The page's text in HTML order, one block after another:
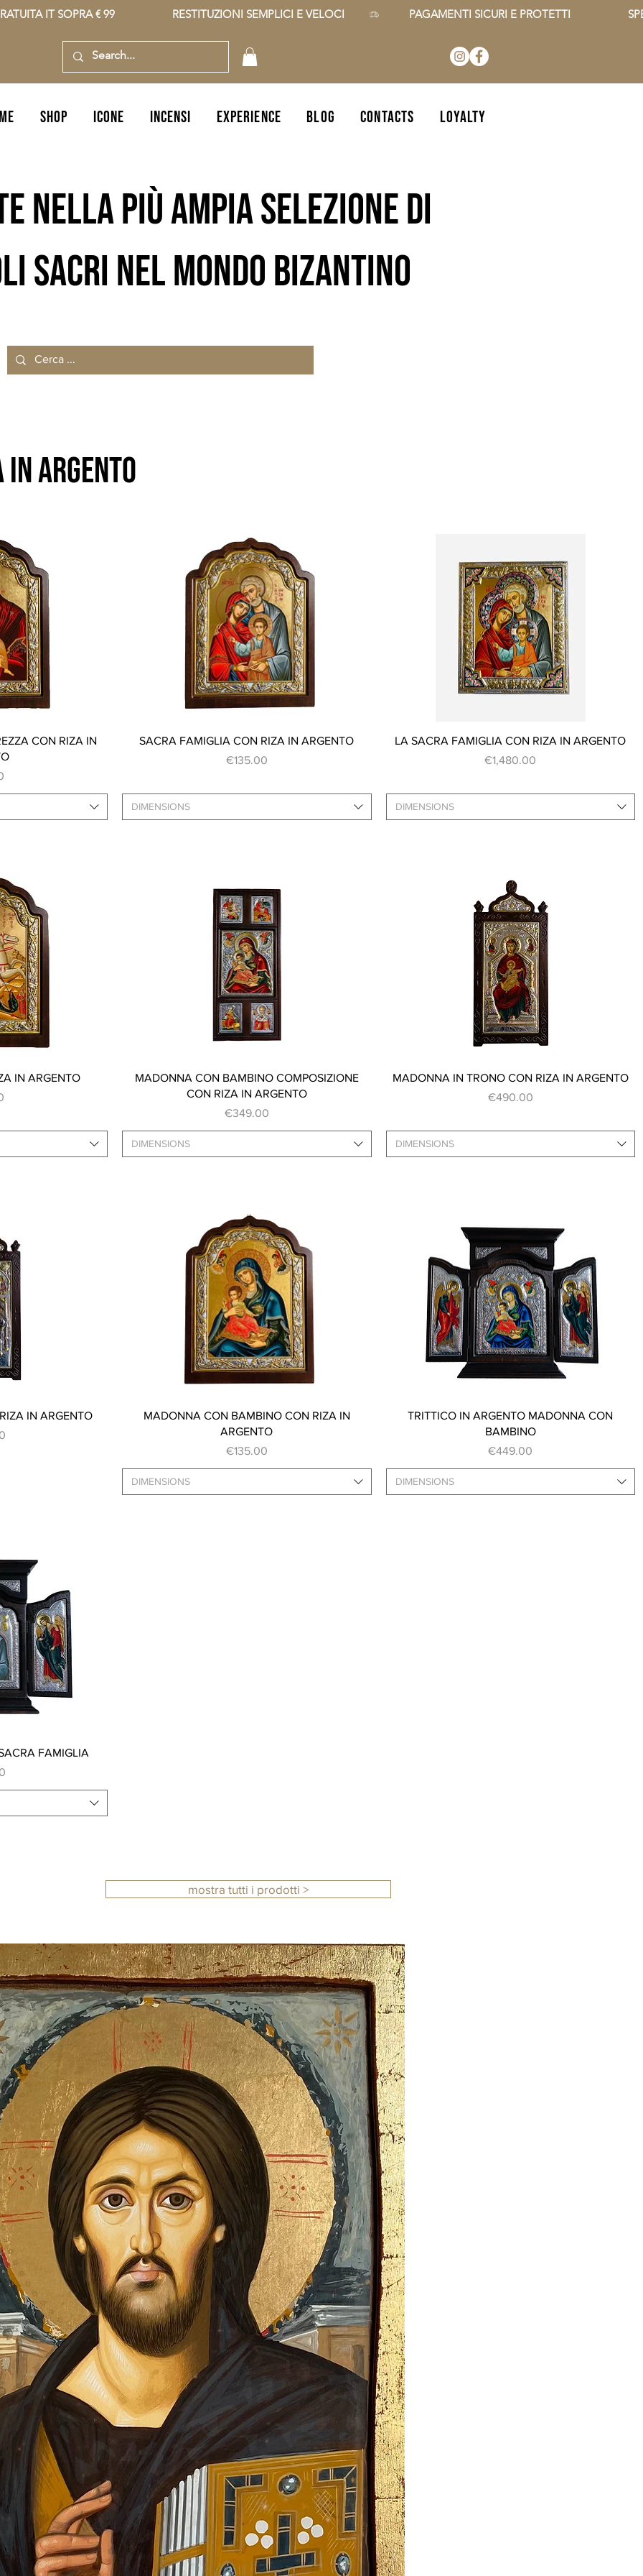
IT SOPRA € 99                    RESTITUZIONI SEMPLICI E VELOCI
SHOP icone incensi EXPERIENCE BLOG CONTACTS Loyalty
nella più ampia selezione di
sacri nel mondo bizantino
in argento
CON RIZA IN
Quick View
SACRA FAMIGLIA CON RIZA IN ARGENTO
Price
€135.00
DIMENSIONS
Quick View
LA SACRA FAMIGLIA CON RIZA IN ARGENTO
Price
€1,480.00
DIMENSIONS
IN ARGENTO
Quick View
MADONNA CON BAMBINO COMPOSIZIONE
CON RIZA IN ARGENTO
Price
€349.00
DIMENSIONS
Quick View
MADONNA IN TRONO CON RIZA IN ARGENTO
Price
€490.00
DIMENSIONS
IN ARGENTO
Quick View
MADONNA CON BAMBINO CON RIZA IN
ARGENTO
Price
€135.00
DIMENSIONS
Quick View
TRITTICO IN ARGENTO MADONNA CON
BAMBINO
Price
€449.00
DIMENSIONS
FAMIGLIA
mostra tutti i prodotti >